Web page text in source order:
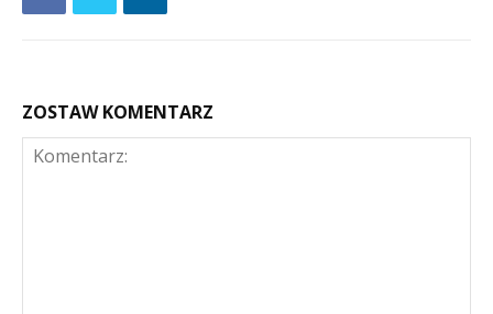
ZOSTAW KOMENTARZ